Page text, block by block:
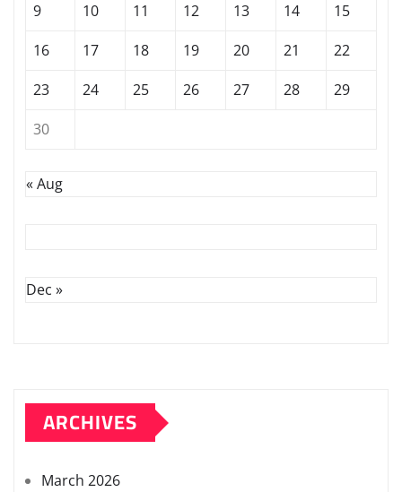
9
10 11 12 13 14
15
16
17 18 19 20 21
22
23
24 25 26 27 28
29
30
« Aug
Dec »
ARCHIVES
March 2026